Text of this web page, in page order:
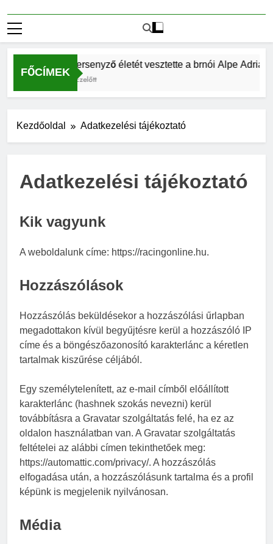
FŐCÍMEK
Két versenyző életét vesztette a brnói Alpe Adria
4 Hét Ezelőtt
Kezdőoldal Adatkezelési tájékoztató
Adatkezelési tájékoztató
Kik vagyunk
A weboldalunk címe: https://racingonline.hu.
Hozzászólások
Hozzászólás beküldésekor a hozzászólási űrlapban
megadottakon kívül begyűjtésre kerül a hozzászóló IP
címe és a böngészőazonosító karakterlánc a kéretlen
tartalmak kiszűrése céljából.
Egy személytelenített, az e-mail címből előállított
karakterlánc (hashnek szokás nevezni) kerül
továbbításra a Gravatar szolgáltatás felé, ha ez az
oldalon használatban van. A Gravatar szolgáltatás
feltételei az alábbi címen tekinthetőek meg:
https://automattic.com/privacy/. A hozzászólás
elfogadása után, a hozzászólásunk tartalma és a profil
képünk is megjelenik nyilvánosan.
Média